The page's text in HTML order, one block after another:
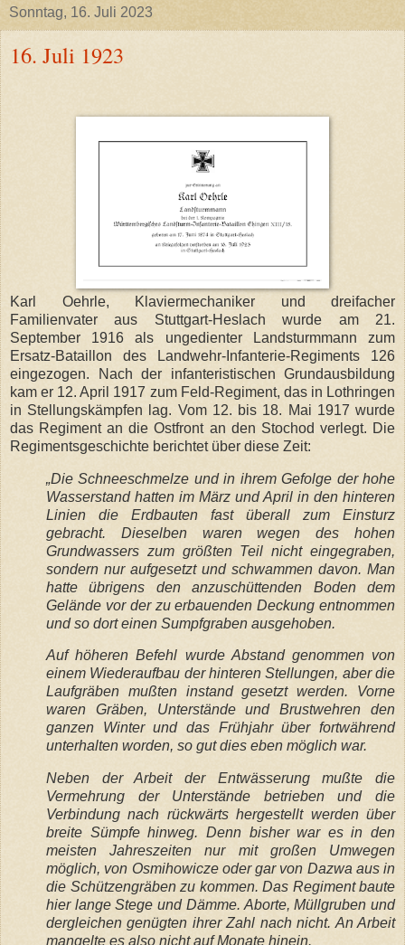
Sonntag, 16. Juli 2023
16. Juli 1923
Karl Oehrle, Klaviermechaniker und dreifacher
Familienvater aus Stuttgart-Heslach wurde am 21.
September 1916 als ungedienter Landsturmmann zum
Ersatz-Bataillon des Landwehr-Infanterie-Regiments 126
eingezogen. Nach der infanteristischen Grundausbildung
kam er 12. April 1917 zum Feld-Regiment, das in Lothringen
in Stellungskämpfen lag. Vom 12. bis 18. Mai 1917 wurde
das Regiment an die Ostfront an den Stochod verlegt. Die
Regimentsgeschichte berichtet über diese Zeit:
„Die Schneeschmelze und in ihrem Gefolge der hohe
Wasserstand hatten im März und April in den hinteren
Linien die Erdbauten fast überall zum Einsturz
gebracht. Dieselben waren wegen des hohen
Grundwassers zum größten Teil nicht eingegraben,
sondern nur aufgesetzt und schwammen davon. Man
hatte übrigens den anzuschüttenden Boden dem
Gelände vor der zu erbauenden Deckung entnommen
und so dort einen Sumpfgraben ausgehoben.
Auf höheren Befehl wurde Abstand genommen von
einem Wiederaufbau der hinteren Stellungen, aber die
Laufgräben mußten instand gesetzt werden. Vorne
waren Gräben, Unterstände und Brustwehren den
ganzen Winter und das Frühjahr über fortwährend
unterhalten worden, so gut dies eben möglich war.
Neben der Arbeit der Entwässerung mußte die
Vermehrung der Unterstände betrieben und die
Verbindung nach rückwärts hergestellt werden über
breite Sümpfe hinweg. Denn bisher war es in den
meisten Jahreszeiten nur mit großen Umwegen
möglich, von Osmihowicze oder gar von Dazwa aus in
die Schützengräben zu kommen. Das Regiment baute
hier lange Stege und Dämme. Aborte, Müllgruben und
dergleichen genügten ihrer Zahl nach nicht. An Arbeit
mangelte es also nicht auf Monate hinein.